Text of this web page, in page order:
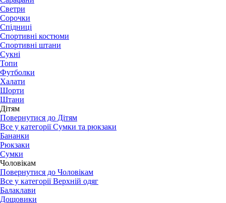
Светри
Сорочки
Спідниці
Спортивні костюми
Спортивні штани
Сукні
Топи
Футболки
Халати
Шорти
Штани
Дітям
Повернутися до Дітям
Все у категорії Сумки та рюкзаки
Бананки
Рюкзаки
Сумки
Чоловікам
Повернутися до Чоловікам
Все у категорії Верхній одяг
Балаклави
Дощовики